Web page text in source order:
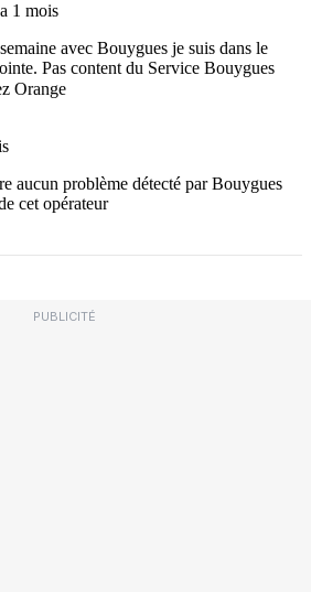
PUBLICITÉ